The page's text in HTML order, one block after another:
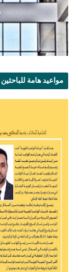
مواعيد هامة للباحثين